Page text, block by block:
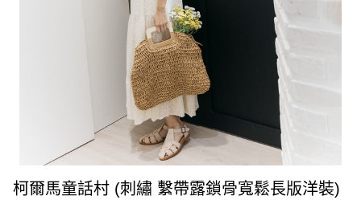
柯爾馬童話村 (刺繡 繫帶露鎖骨寬鬆長版洋裝)